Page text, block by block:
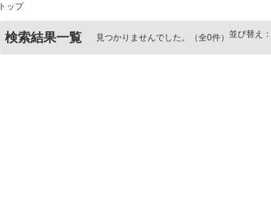
トップ
検索結果一覧 見つかりませんでした。（全0件） 並び替え：